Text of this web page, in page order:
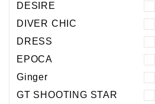
DESIRE
DIVER CHIC
DRESS
EPOCA
Ginger
GT SHOOTING STAR